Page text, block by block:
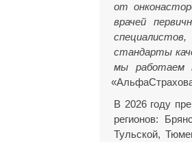
от
врачей
стандарты
мы работаем
В 2026 году
регионов:
Тульской,